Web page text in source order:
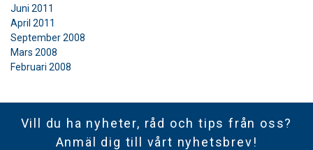
Juni 2011
April 2011
September 2008
Mars 2008
Februari 2008
Vill du ha nyheter, råd och tips från oss?
Anmäl dig till vårt nyhetsbrev!